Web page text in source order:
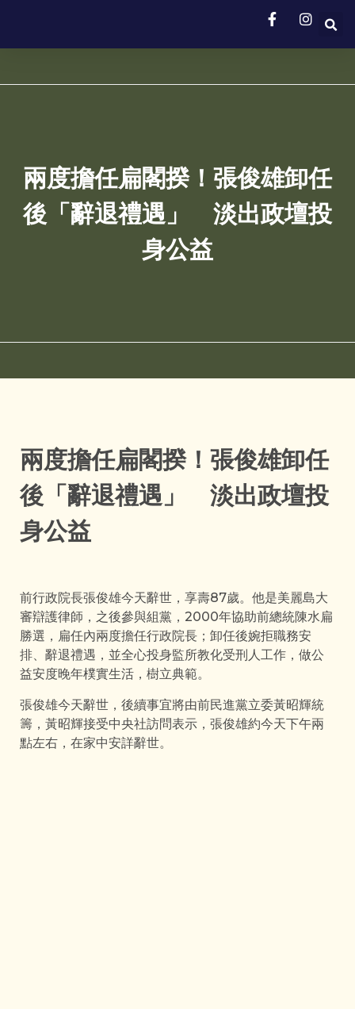
兩度擔任扁閣揆！張俊雄卸任
後「辭退禮遇」 淡出政壇投
身公益
兩度擔任扁閣揆！張俊雄卸任
後「辭退禮遇」 淡出政壇投
身公益
前行政院長張俊雄今天辭世，享壽87歲。他是美麗島大
審辯護律師，之後參與組黨，2000年協助前總統陳水扁
勝選，扁任內兩度擔任行政院長；卸任後婉拒職務安
排、辭退禮遇，並全心投身監所教化受刑人工作，做公
益安度晚年樸實生活，樹立典範。
張俊雄今天辭世，後續事宜將由前民進黨立委黃昭輝統
籌，黃昭輝接受中央社訪問表示，張俊雄約今天下午兩
點左右，在家中安詳辭世。